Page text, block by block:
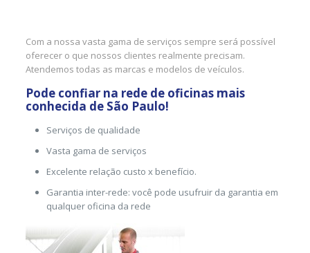
Com a nossa vasta gama de serviços sempre será possível
oferecer o que nossos clientes realmente precisam.
Atendemos todas as marcas e modelos de veículos.
Pode confiar na rede de oficinas mais
conhecida de São Paulo!
Serviços de qualidade
Vasta gama de serviços
Excelente relação custo x benefício.
Garantia inter-rede: você pode usufruir da garantia em
qualquer oficina da rede